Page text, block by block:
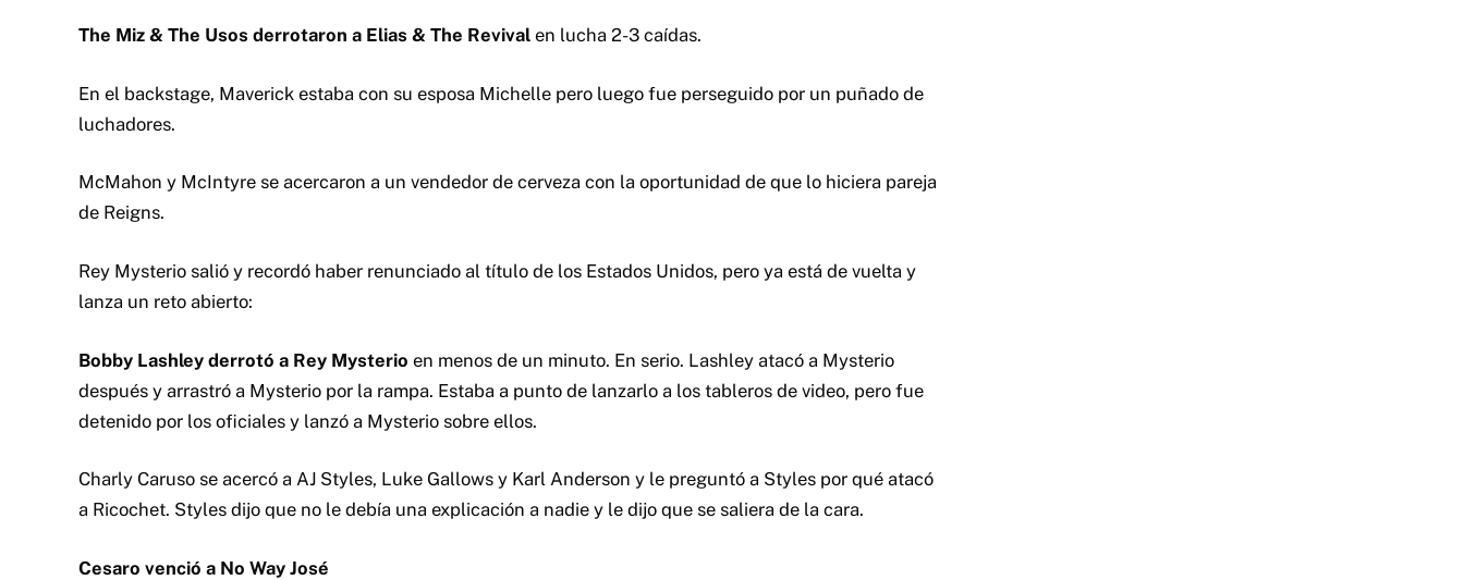
The Miz & The Usos derrotaron a Elias & The Revival en lucha 2-3 caídas.
En el backstage, Maverick estaba con su esposa Michelle pero luego fue perseguido por un puñado de
luchadores.
McMahon y McIntyre se acercaron a un vendedor de cerveza con la oportunidad de que lo hiciera pareja
de Reigns.
Rey Mysterio salió y recordó haber renunciado al título de los Estados Unidos, pero ya está de vuelta y
lanza un reto abierto:
Bobby Lashley derrotó a Rey Mysterio en menos de un minuto. En serio. Lashley atacó a Mysterio
después y arrastró a Mysterio por la rampa. Estaba a punto de lanzarlo a los tableros de video, pero fue
detenido por los oficiales y lanzó a Mysterio sobre ellos.
Charly Caruso se acercó a AJ Styles, Luke Gallows y Karl Anderson y le preguntó a Styles por qué atacó
a Ricochet. Styles dijo que no le debía una explicación a nadie y le dijo que se saliera de la cara.
Cesaro venció a No Way José